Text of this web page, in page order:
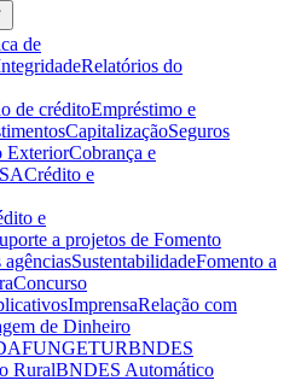
de
Relatórios do
de créditoEmpréstimo e
CapitalizaçãoSeguros
ExteriorCobrança e
Crédito e
e
a projetos de Fomento
agênciasSustentabilidadeFomento a
Concurso
ImprensaRelação com
de Dinheiro
FUNGETURBNDES
RuralBNDES Automático